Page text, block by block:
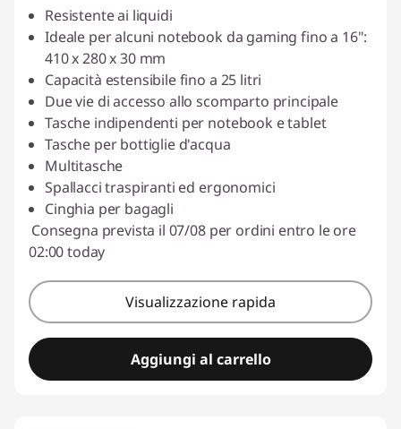
Resistente ai liquidi
Ideale per alcuni notebook da gaming fino a 16":
410 x 280 x 30 mm
Capacità estensibile fino a 25 litri
Due vie di accesso allo scomparto principale
Tasche indipendenti per notebook e tablet
Tasche per bottiglie d'acqua
Multitasche
Spallacci traspiranti ed ergonomici
Cinghia per bagagli
Consegna prevista il 07/08 per ordini entro le ore
02:00 today
Visualizzazione rapida
Aggiungi al carrello